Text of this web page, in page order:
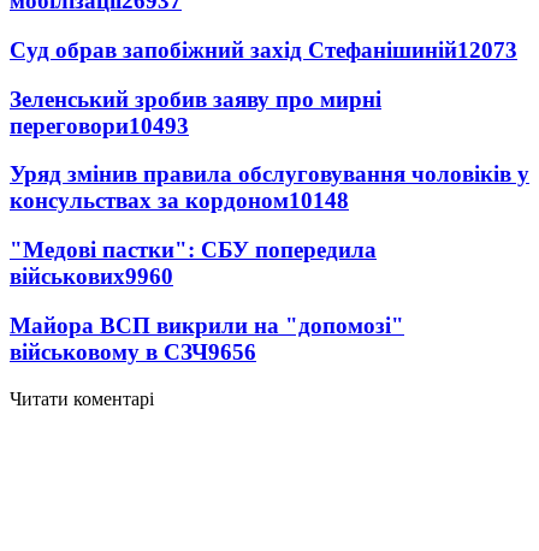
Суд обрав запобіжний захід Стефанішиній12073
Зеленський зробив заяву про мирні
переговори10493
Уряд змінив правила обслуговування чоловіків у
консульствах за кордоном10148
"Медові пастки": СБУ попередила
військових9960
Майора ВСП викрили на "допомозі"
військовому в СЗЧ9656
Читати коментарі